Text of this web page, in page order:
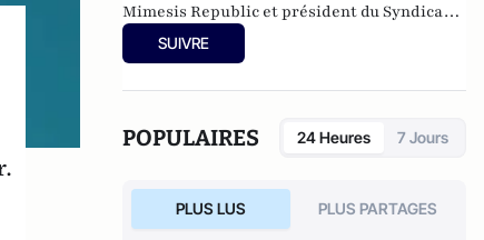
Mimesis Republic et président du Syndicat
national du jeu vidéo depuis mai 2009, il est
connu pour avoir été le dirigeant et
SUIVRE
POPULAIRES 24 Heures 7 Jours
PLUS LUS PLUS PARTAGES